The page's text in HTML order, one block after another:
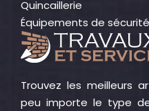
Quincaillerie
Équipements de sécurité
Trouvez les meilleurs
peu importe le type